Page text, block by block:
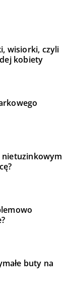
wisiorki, czyli
kobiety
nietuzinkowym
buty na